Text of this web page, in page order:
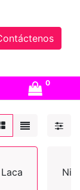
0
Laca